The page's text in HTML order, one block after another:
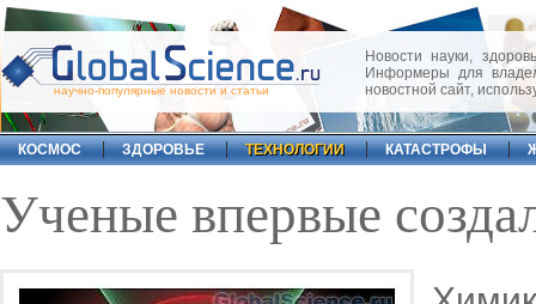
научно-популярные новости и статьи
Новости науки,
Информеры для
новостной сайт,
КОСМОС ЗДОРОВЬЕ ТЕХНОЛОГИИ КАТАСТРОФЫ
Ученые впервые